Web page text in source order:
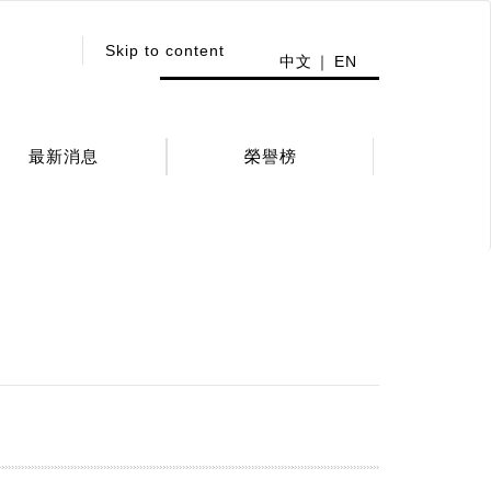
Skip to content
中文 EN
最新消息
榮譽榜